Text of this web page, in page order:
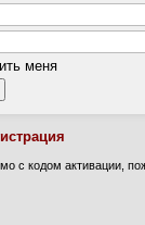
меня
с кодом активации,